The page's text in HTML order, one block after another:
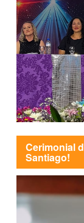
Cerimonial
Santiago!